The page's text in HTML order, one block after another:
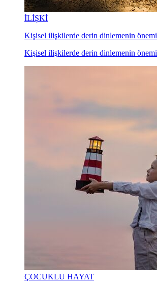
İLİŞKİ
Kişisel ilişkilerde derin dinlemenin önemi
Kişisel ilişkilerde derin dinlemenin önemi
ÇOCUKLU HAYAT